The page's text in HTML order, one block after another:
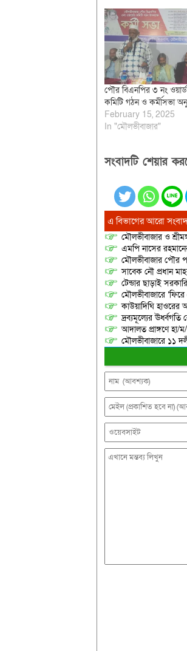
পৌর বিএনপির ৩ নং
কমিটি গঠন ও কর্মীসভা
February 15, 2025
In "মৌলভীবাজার"
সংবাদটি শেয়ার
এ বিভাগের আরো
মৌলভীবাজার ও
এমপি নাসের
মৌলভীবাজার পৌর
সাবেক নৌ প্রধান
টেন্ডার ছাড়াই
মৌলভীবাজারে
কাউয়াদিঘি হাওরের
দ্রব্যমূল্যের
আদালত প্রাঙ্গণে হা/
মৌলভীবাজারে ১১